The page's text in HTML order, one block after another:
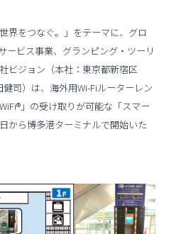
界をつなぐ。」をテーマに、グロ
ービス事業、グランピング・ツーリ
ビジョン（本社：東京都新宿区
司）は、海外用Wi-Fiルーターレン
」の受け取りが可能な「スマー
から博多港ターミナルで開始いた